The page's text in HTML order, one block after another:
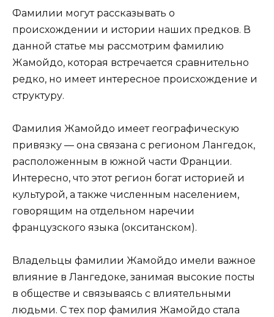
Фамилии могут рассказывать о
происхождении и истории наших предков. В
данной статье мы рассмотрим фамилию
Жамойдо, которая встречается сравнительно
редко, но имеет интересное происхождение и
структуру.
Фамилия Жамойдо имеет географическую
привязку — она связана с регионом Лангедок,
расположенным в южной части Франции.
Интересно, что этот регион богат историей и
культурой, а также численным населением,
говорящим на отдельном наречии
французского языка (окситанском).
Владельцы фамилии Жамойдо имели важное
влияние в Лангедоке, занимая высокие посты
в обществе и связываясь с влиятельными
людьми. С тех пор фамилия Жамойдо стала